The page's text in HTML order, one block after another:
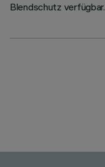
Blendschutz verfügbar.